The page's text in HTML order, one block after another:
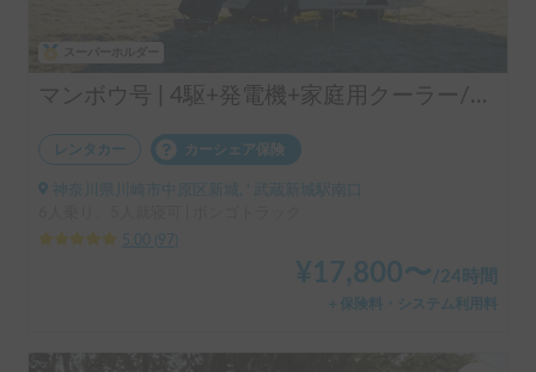
マンボウ号 | 4駆+発電機+家庭用クーラー/レンタル事業者の為、万が一の自損事故の車両保険ついてます
レンタカー カーシェア保険
神奈川県川崎市中原区新城, ' 武蔵新城駅南口
5.00
97
¥ 17,800〜 /24時間
＋保険料・システム利用料